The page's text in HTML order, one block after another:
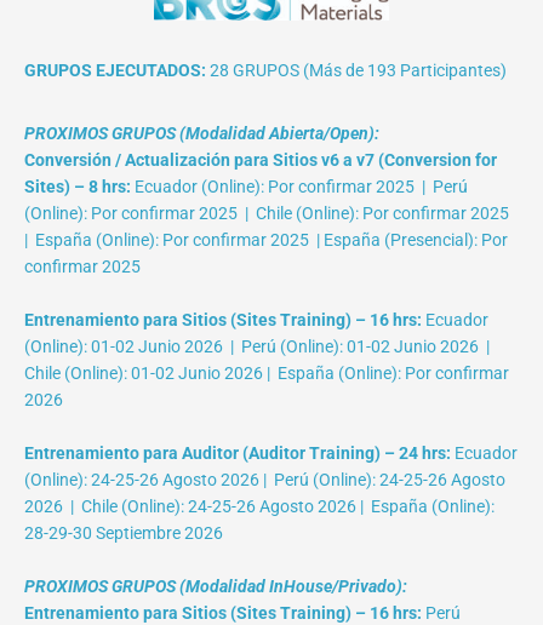
GRUPOS EJECUTADOS: 28 GRUPOS (Más de 193 Participantes)
PROXIMOS GRUPOS (Modalidad Abierta/Open):
Conversión / Actualización para Sitios v6 a v7 (Conversion for
Sites) – 8 hrs: Ecuador (Online): Por confirmar 2025 | Perú
(Online): Por confirmar 2025 | Chile (Online): Por confirmar 2025
| España (Online): Por confirmar 2025 | España (Presencial): Por
confirmar 2025
Entrenamiento para Sitios (Sites Training) – 16 hrs: Ecuador
(Online): 01-02 Junio 2026 | Perú (Online): 01-02 Junio 2026 |
Chile (Online): 01-02 Junio 2026 | España (Online): Por confirmar
2026
Entrenamiento para Auditor (Auditor Training) – 24 hrs: Ecuador
(Online): 24-25-26 Agosto 2026 | Perú (Online): 24-25-26 Agosto
2026 | Chile (Online): 24-25-26 Agosto 2026 | España (Online):
28-29-30 Septiembre 2026
PROXIMOS GRUPOS (Modalidad InHouse/Privado):
Entrenamiento para Sitios (Sites Training) – 16 hrs: Perú